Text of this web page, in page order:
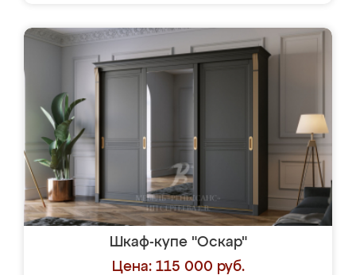
Шкаф-купе "Оскар"
Цена: 115 000 руб.